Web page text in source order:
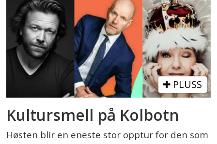
PLUSS
Kultursmell på Kolbotn
Høsten blir en eneste stor opptur for den som